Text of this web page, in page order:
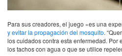
Para sus creadores, el juego «es una
y evitar la propagación del mosquito.
los cuidados contra esta enfermedad. Por
los tachos con agua o que se utilice